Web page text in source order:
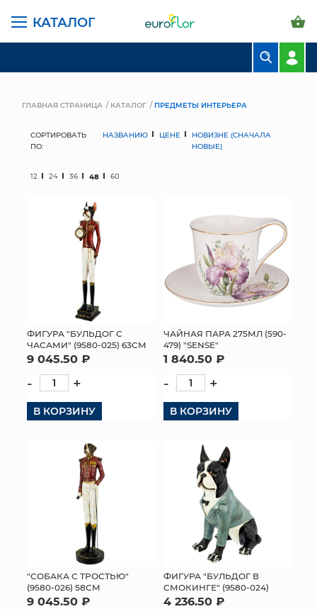
КАТАЛОГ
ГОРШКИ И КАШПО
ГРУНТЫ И УДОБРЕНИЯ
ПРЕДМЕТЫ ИНТЕРЬЕРА
МЯГКИЕ ИГРУШКИ
КОРЗИНЫ
ЯЩИКИ
ИСКУССТВЕННЫЕ ЦВЕТЫ
ПОДАРОЧНЫЕ КАРТЫ
ОПТОВЫМ КЛИЕНТАМ
ГЛАВНАЯ СТРАНИЦА КАТАЛОГ ПРЕДМЕТЫ ИНТЕРЬЕРА
СОРТИРОВАТЬ
ПО:
НАЗВАНИЮ ЦЕНЕ
НОВИЗНЕ (СНАЧАЛА
НОВЫЕ)
12 24 36 48 60
ФИГУРА "БУЛЬДОГ С
ЧАСАМИ" (9580-025) 63СМ
9 045.50 ₽
- +
В КОРЗИНУ
ЧАЙНАЯ ПАРА 275МЛ (590-
479) "SENSE"
1 840.50 ₽
- +
В КОРЗИНУ
"СОБАКА С ТРОСТЬЮ"
(9580-026) 58СМ
9 045.50 ₽
ФИГУРА "БУЛЬДОГ В
СМОКИНГЕ" (9580-024)
4 236.50 ₽